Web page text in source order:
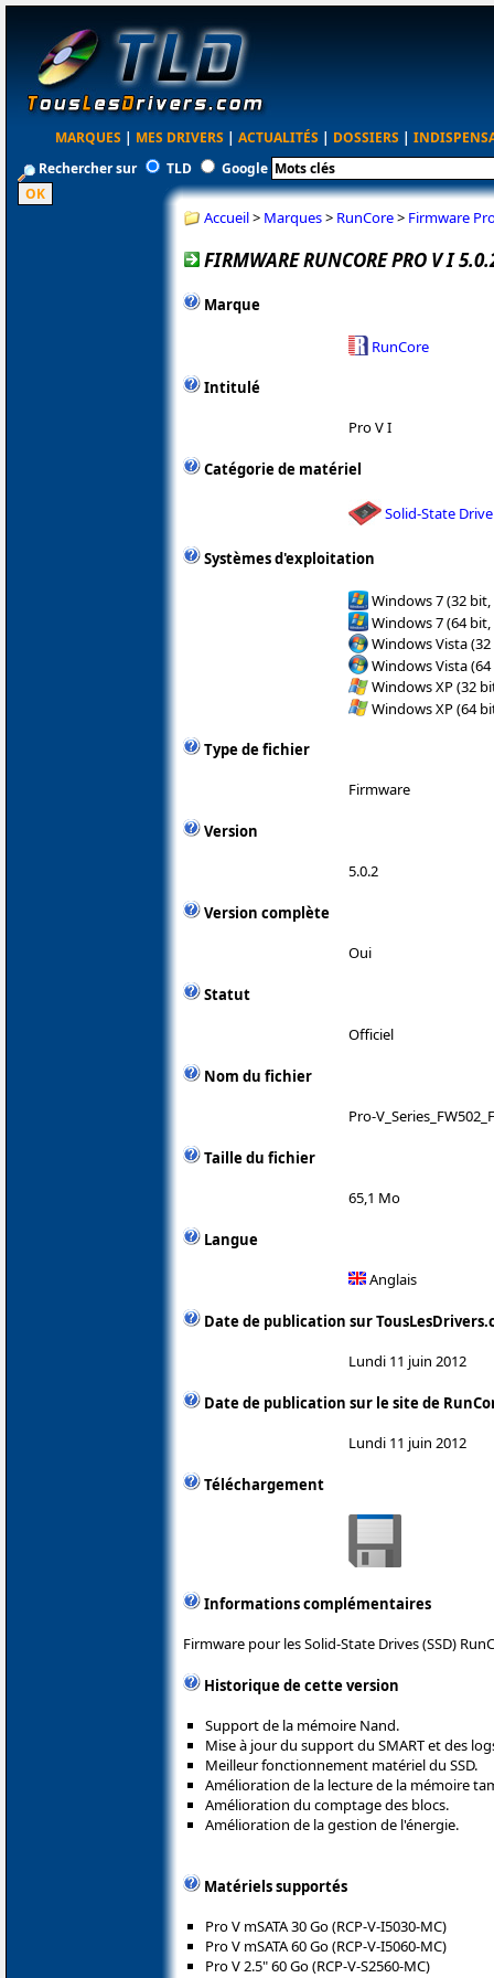
MARQUES | MES DRIVERS | ACTUALITÉS | DOSSIERS |
Rechercher sur
TLD Google
Accueil> Marques> RunCore> Firmware
FIRMWARE RUNCORE PRO V I
Marque
RunCore
Intitulé
Pro V I
Catégorie de matériel
Solid-State Drive
Systèmes d'exploitation
Windows 7 (32 bit,
Windows 7 (64 bit,
Windows Vista
Windows Vista
Windows XP (32
Windows XP (64
Type de fichier
Firmware
Version
5.0.2
Version complète
Oui
Statut
Officiel
Nom du fichier
Pro-
Taille du fichier
65,1 Mo
Langue
Anglais
Date de publication sur
Lundi 11 juin 2012
Date de publication sur le site de
Lundi 11 juin 2012
Téléchargement
Informations complémentaires
Firmware pour les Solid-State Drives (SSD)
Historique de cette version
Support de la mémoire Nand.
Mise à jour du support du SMART et des
Meilleur fonctionnement matériel du SSD.
Amélioration de la lecture de la mémoire
Amélioration du comptage des blocs.
Amélioration de la gestion de l'énergie.
Matériels supportés
Pro V mSATA 30 Go (RCP-V-I5030-MC)
Pro V mSATA 60 Go (RCP-V-I5060-MC)
Pro V 2.5" 60 Go (RCP-V-S2560-MC)